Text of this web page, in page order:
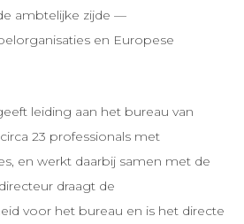
ambtelijke zijde —
en Europese
leiding aan het bureau van
23 professionals met
en werkt daarbij samen met de
draagt de
voor het bureau en is het directe